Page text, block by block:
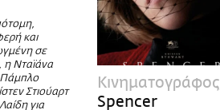
και
σε
η Νταϊάνα
Πάμπλο
Στιούαρτ
για
Κινηματογράφος
Spencer